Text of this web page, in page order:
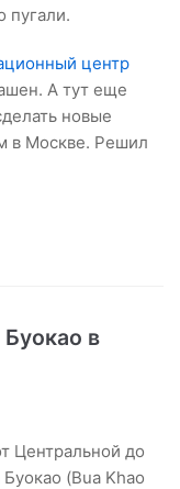
пугали.
центр
А тут еще
новые
в Москве. Решил
в
Центральной до
(Bua Khao